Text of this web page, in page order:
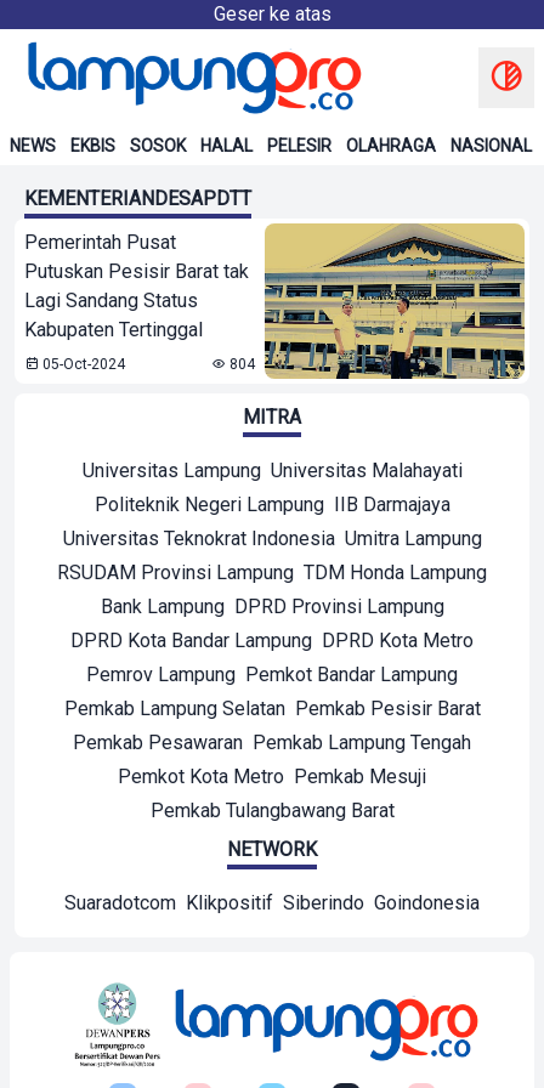
Geser ke atas
NEWS EKBIS SOSOK HALAL PELESIR OLAHRAGA NASIONAL
KEMENTERIANDESAPDTT
Pemerintah Pusat
Putuskan Pesisir Barat tak
Lagi Sandang Status
Kabupaten Tertinggal
05-Oct-2024 804
MITRA
Universitas Lampung Universitas Malahayati
Politeknik Negeri Lampung IIB Darmajaya
Universitas Teknokrat Indonesia Umitra Lampung
RSUDAM Provinsi Lampung TDM Honda Lampung
Bank Lampung DPRD Provinsi Lampung
DPRD Kota Bandar Lampung DPRD Kota Metro
Pemrov Lampung Pemkot Bandar Lampung
Pemkab Lampung Selatan Pemkab Pesisir Barat
Pemkab Pesawaran Pemkab Lampung Tengah
Pemkot Kota Metro Pemkab Mesuji
Pemkab Tulangbawang Barat
NETWORK
Suaradotcom Klikpositif Siberindo Goindonesia